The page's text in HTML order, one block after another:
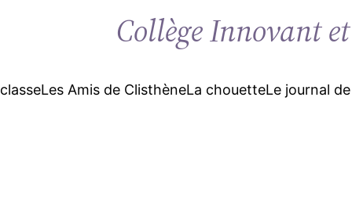
Collège Innovant
Les Amis de ClisthèneLa chouetteLe journal